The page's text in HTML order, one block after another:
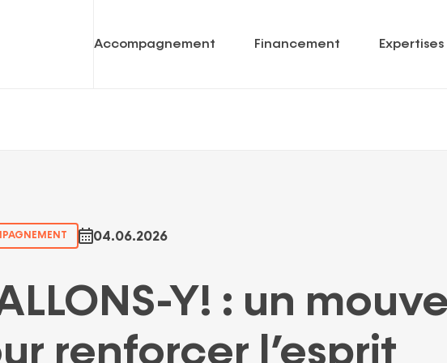
Accompagnement Financement Expertises
acquisition
04.06.2026
Y! : un
renforcer l’esprit